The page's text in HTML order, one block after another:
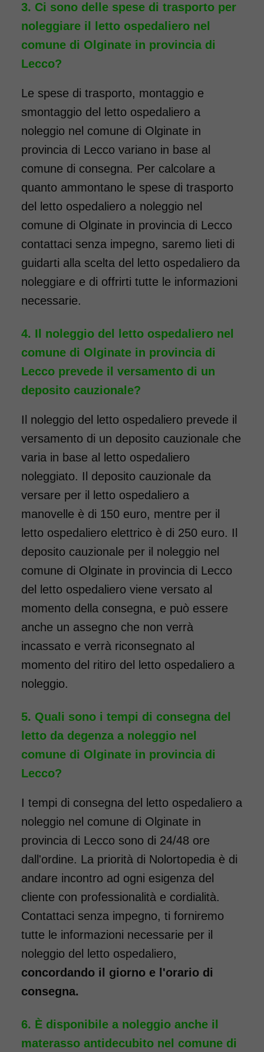
Ci sono delle spese di trasporto per
noleggiare il letto ospedaliero nel
comune di Olginate in provincia di
Lecco?
Le spese di trasporto, montaggio e
smontaggio del letto ospedaliero a
noleggio nel comune di Olginate in
provincia di Lecco variano in base al
comune di consegna. Per calcolare a
quanto ammontano le spese di trasporto
del letto ospedaliero a noleggio nel
comune di Olginate in provincia di Lecco
contattaci senza impegno, saremo lieti di
guidarti alla scelta del letto ospedaliero da
noleggiare e di offrirti tutte le informazioni
necessarie.
Il noleggio del letto ospedaliero nel
comune di Olginate in provincia di
Lecco prevede il versamento di un
deposito cauzionale?
Il noleggio del letto ospedaliero prevede il
versamento di un deposito cauzionale che
varia in base al letto ospedaliero
noleggiato. Il deposito cauzionale da
versare per il letto ospedaliero a
manovelle è di 150 euro, mentre per il
letto ospedaliero elettrico è di 250 euro. Il
deposito cauzionale per il noleggio nel
comune di Olginate in provincia di Lecco
del letto ospedaliero viene versato al
momento della consegna, e può essere
anche un assegno che non verrà
incassato e verrà riconsegnato al
momento del ritiro del letto ospedaliero a
noleggio.
Quali sono i tempi di consegna del
letto da degenza a noleggio nel
comune di Olginate in provincia di
Lecco?
I tempi di consegna del letto ospedaliero a
noleggio nel comune di Olginate in
provincia di Lecco sono di 24/48 ore
dall'ordine. La priorità di Nolortopedia è di
andare incontro ad ogni esigenza del
cliente con professionalità e cordialità.
Contattaci senza impegno, ti forniremo
tutte le informazioni necessarie per il
noleggio del letto ospedaliero,
concordando il giorno e l'orario di
consegna.
È disponibile a noleggio anche il
materasso antidecubito nel comune di